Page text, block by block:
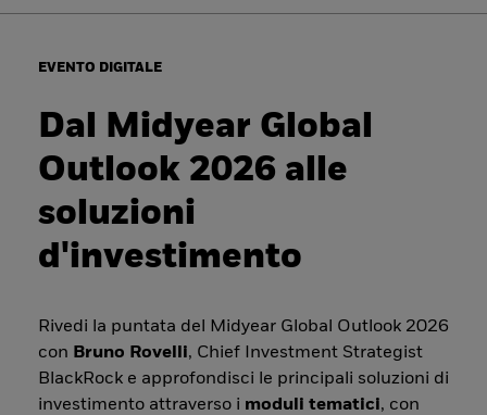
EVENTO DIGITALE
Dal Midyear Global
Outlook 2026 alle
soluzioni
d'investimento
Rivedi la puntata del Midyear Global Outlook 2026
con Bruno Rovelli, Chief Investment Strategist
BlackRock e approfondisci le principali soluzioni di
investimento attraverso i moduli tematici, con